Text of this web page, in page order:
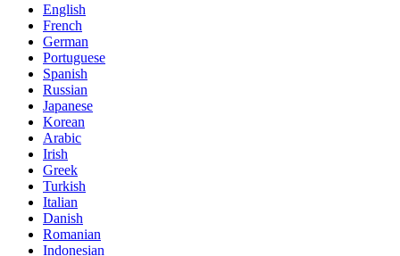
English
French
German
Portuguese
Spanish
Russian
Japanese
Korean
Arabic
Irish
Greek
Turkish
Italian
Danish
Romanian
Indonesian